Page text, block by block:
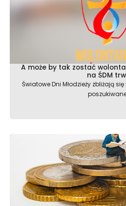
A może by tak zostać
na ŚDM
Światowe Dni Młodzieży zbliżają